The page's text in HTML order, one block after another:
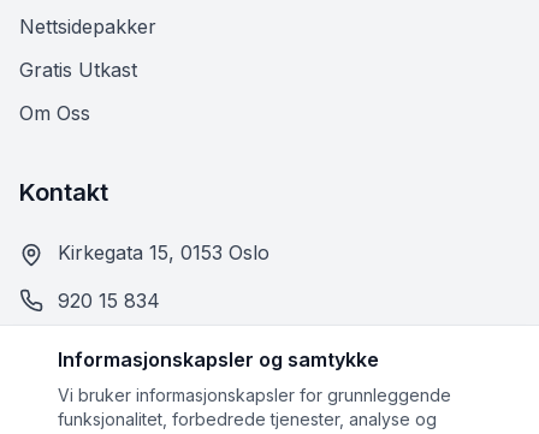
Nettsidepakker
Gratis Utkast
Om Oss
Kontakt
Kirkegata 15, 0153 Oslo
920 15 834
kontakt@nettsaga.no
Informasjonskapsler og samtykke
Vi bruker informasjonskapsler for grunnleggende
funksjonalitet, forbedrede tjenester, analyse og